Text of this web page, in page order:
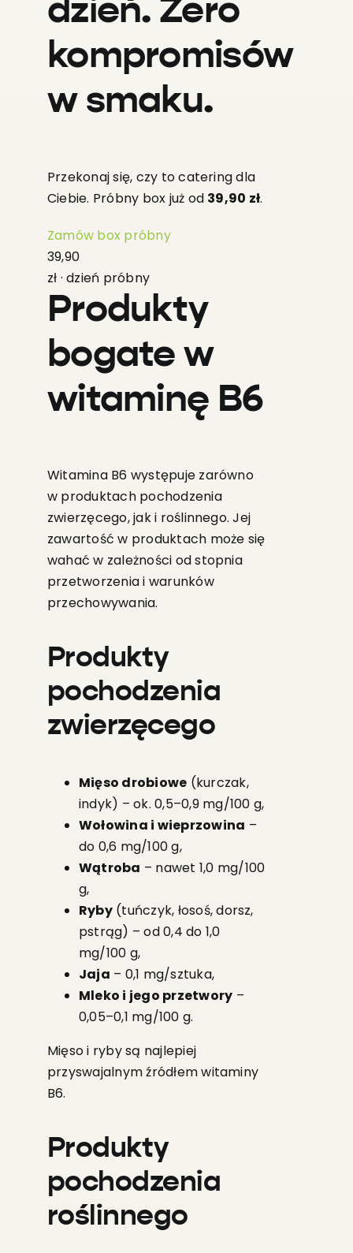
dzień. Zero
kompromisów
w smaku.
Przekonaj się, czy to catering dla
Ciebie. Próbny box już od 39,90 zł.
Zamów box próbny
39,90
zł · dzień próbny
Produkty
bogate w
witaminę B6
Witamina B6 występuje zarówno
w produktach pochodzenia
zwierzęcego, jak i roślinnego. Jej
zawartość w produktach może się
wahać w zależności od stopnia
przetworzenia i warunków
przechowywania.
Produkty
pochodzenia
zwierzęcego
Mięso drobiowe (kurczak,
indyk) – ok. 0,5–0,9 mg/100 g,
Wołowina i wieprzowina –
do 0,6 mg/100 g,
Wątroba – nawet 1,0 mg/100
g,
Ryby(tuńczyk, łosoś, dorsz,
pstrąg) – od 0,4 do 1,0
mg/100 g,
Jaja – 0,1 mg/sztuka,
Mleko i jego przetwory –
0,05–0,1 mg/100 g.
Mięso i ryby są najlepiej
przyswajalnym źródłem witaminy
B6.
Produkty
pochodzenia
roślinnego